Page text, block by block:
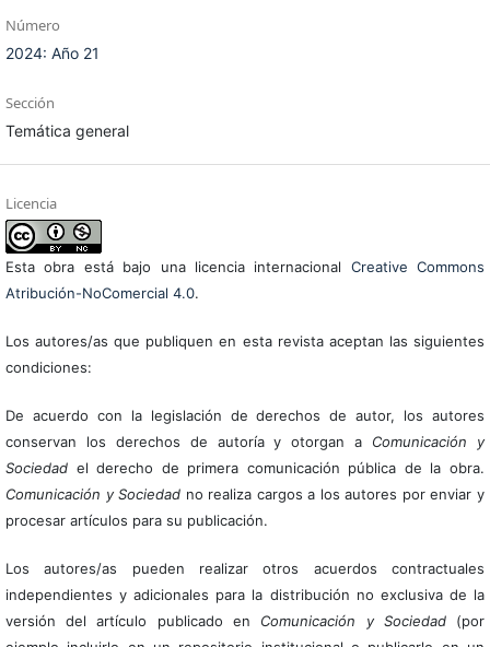
Número
2024: Año 21
Sección
Temática general
Licencia
Esta obra está bajo una licencia internacional Creative Commons
Atribución-NoComercial 4.0.
Los autores/as que publiquen en esta revista aceptan las siguientes
condiciones:
De acuerdo con la legislación de derechos de autor, los autores
conservan los derechos de autoría y otorgan a Comunicación y
Sociedadel derecho de primera comunicación pública de la obra.
Comunicación y Sociedad no realiza cargos a los autores por enviar y
procesar artículos para su publicación.
Los autores/as pueden realizar otros acuerdos contractuales
independientes y adicionales para la distribución no exclusiva de la
versión del artículo publicado en Comunicación y Sociedad(por